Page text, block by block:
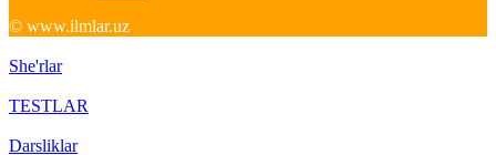
© www.ilmlar.uz
She'rlar
TESTLAR
Darsliklar